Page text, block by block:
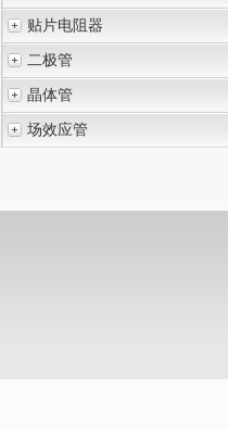
贴片电阻器
二极管
晶体管
场效应管